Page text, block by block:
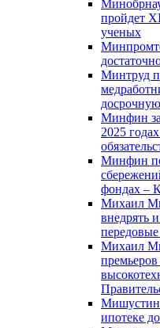
пройдет
ученых
Минтруд
Минфин
2025
Минфин
фондах –
Михаил
внедрять
передовые
Михаил
премьеров
Мишустин
ипотеке